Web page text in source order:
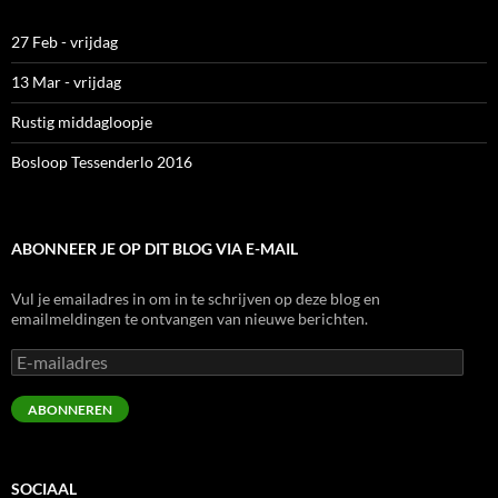
27 Feb - vrijdag
13 Mar - vrijdag
Rustig middagloopje
Bosloop Tessenderlo 2016
ABONNEER JE OP DIT BLOG VIA E-MAIL
Vul je emailadres in om in te schrijven op deze blog en
emailmeldingen te ontvangen van nieuwe berichten.
E-
mailadres
ABONNEREN
SOCIAAL